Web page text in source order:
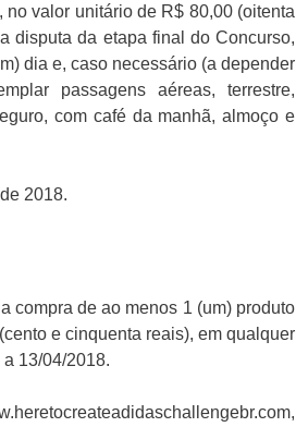
valor unitário de R$ 80,00 (oitenta
disputa da etapa final do Concurso,
dia e, caso necessário (a depender
passagens aéreas, terrestre,
com café da manhã, almoço e
2018.
compra de ao menos 1 (um) produto
e cinquenta reais), em qualquer
13/04/2018.